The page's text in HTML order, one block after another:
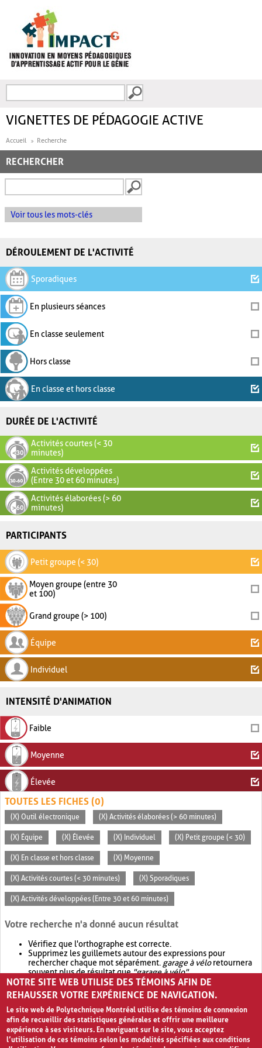
FORMULAIRE DE
VIGNETTES DE PÉDAGOGIE ACTIVE
Accueil Recherche
RECHERCHER
Voir tous les mots-clés
DÉROULEMENT DE L'ACTIVITÉ
Sporadiques
En plusieurs séances
En classe seulement
Hors classe
En classe et hors classe
DURÉE DE L'ACTIVITÉ
Activités courtes (< 30
minutes)
Activités développées
(Entre 30 et 60 minutes)
Activités élaborées (> 60
minutes)
PARTICIPANTS
Petit groupe (< 30)
Moyen groupe (entre 30
et 100)
Grand groupe (> 100)
Équipe
Individuel
INTENSITÉ D'ANIMATION
Faible
Moyenne
Élevée
TOUTES LES FICHES (0)
(X) Outil électronique (X) Activités élaborées (> 60 minutes)
(X) Équipe (X) Élevée (X) Individuel (X) Petit groupe (< 30)
(X) En classe et hors classe (X) Moyenne
(X) Activités courtes (< 30 minutes) (X) Sporadiques
(X) Activités développées (Entre 30 et 60 minutes)
Votre recherche n'a donné aucun résultat
Vérifiez que l'orthographe est correcte.
Supprimez les guillemets autour des expressions pour
rechercher chaque mot séparément. garage à véloretournera
souvent plus de résultat que"garage à vélo".
Envisagez d'élargir votre recherche avec OR.garage OR vélo
retournera souvent plus de résultat quegarage à vélo
NOTRE SITE WEB UTILISE DES TÉMOINS AFIN DE
REHAUSSER VOTRE EXPÉRIENCE DE NAVIGATION.
Le site web de Polytechnique Montréal utilise des témoins de connexion
afin de recueillir des statistiques générales et offrir une meilleure
expérience à ses visiteurs. En naviguant sur le site, vous acceptez
l’utilisation de ces témoins selon les modalités spécifiées aux conditions